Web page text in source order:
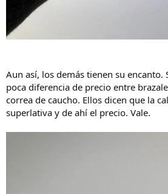
Aun así, los demás tienen su encanto.
poca diferencia de precio entre
correa de caucho. Ellos dicen que la
superlativa y de ahí el precio. Vale.